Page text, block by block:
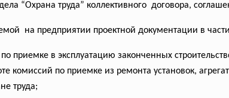
“Охрана труда” коллективного договора,
на предприятии проектной документации в
приемке в эксплуатацию законченных
комиссий по приемке из ремонта установок,
труда;